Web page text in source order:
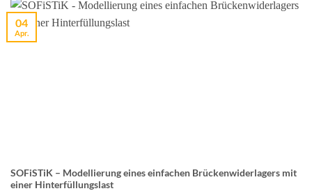
SOFiSTiK – Modellierung eines einfachen Brückenwiderlagers mit
einer Hinterfüllungslast
04
Apr.